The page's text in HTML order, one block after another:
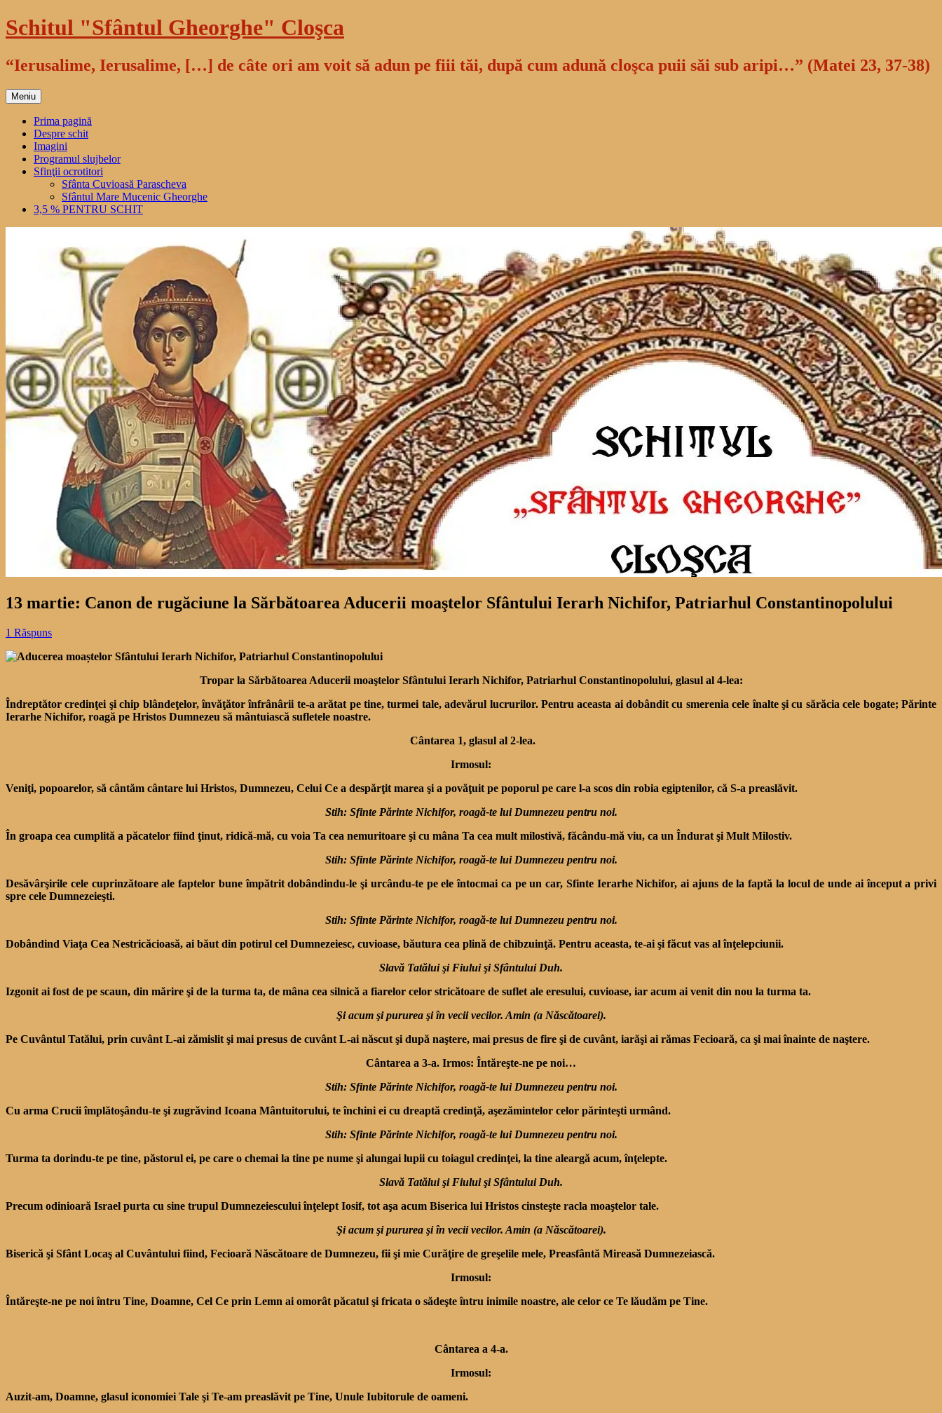
Sari
la
Schitul "Sfântul Gheorghe" Cloşca
“Ierusalime, Ierusalime, […] de câte ori am voit să adun pe fiii tăi, după cum adună cloşca puii săi sub aripi…” (Matei 23, 37-38)
Meniu
Prima pagină
Despre schit
Imagini
Programul slujbelor
Sfinţii ocrotitori
Sfânta Cuvioasă Parascheva
Sfântul Mare Mucenic Gheorghe
3,5 % PENTRU SCHIT
13 martie: Canon de rugăciune la Sărbătoarea Aducerii moaştelor Sfântului Ierarh Nichifor, Patriarhul Constantinopolului
1 Răspuns
Tropar la Sărbătoarea Aducerii moaştelor Sfântului Ierarh Nichifor, Patriarhul Constantinopolului, glasul al 4-lea:
Îndreptător credinţei şi chip blândeţelor, învăţător înfrânârii te-a arătat pe tine, turmei tale, adevărul lucrurilor. Pentru aceasta ai dobândit cu smerenia cele înalte şi cu sărăcia cele bogate; Părinte
Ierarhe Nichifor, roagă pe Hristos Dumnezeu să mântuiască sufletele noastre.
Cântarea 1, glasul al 2-lea.
Irmosul:
Veniţi, popoarelor, să cân­tăm cântare lui Hristos, Dumnezeu, Celui Ce a despărţit marea şi a povăţuit pe poporul pe care l-a scos din robia egiptenilor, că S-a preaslăvit.
Stih: Sfinte Părinte Nichifor, roagă-te lui Dumnezeu pentru noi.
În groapa cea cumplită a păcatelor fiind ţinut, ridică-mă, cu voia Ta cea nemuritoare şi cu mâna Ta cea mult milostivă, făcându-mă viu, ca un Îndurat şi Mult Milostiv.
Stih: Sfinte Părinte Nichifor, roagă-te lui Dumnezeu pentru noi.
Desăvârşirile cele cuprinză­toare ale faptelor bune împătrit dobândindu-le şi urcându-te pe ele întocmai ca pe un car, Sfinte Ierarhe Nichifor, ai ajuns de la faptă la locul de unde ai început a privi
spre cele Dumnezeieşti.
Stih: Sfinte Părinte Nichifor, roagă-te lui Dumnezeu pentru noi.
Dobândind Viaţa Cea Nestricăcioasă, ai băut din potirul cel Dumnezeiesc, cuvioase, bău­tura cea plină de chibzuinţă. Pentru aceasta, te-ai şi făcut vas al înţelepciunii.
Slavă Tatălui şi Fiului şi Sfântului Duh.
Izgonit ai fost de pe scaun, din mărire şi de la turma ta, de mâna cea silnică a fiarelor ce­lor stricătoare de suflet ale ere­sului, cuvioase, iar acum ai ve­nit din nou la turma ta.
Şi acum şi pururea şi în vecii vecilor. Amin (a Născătoarei).
Pe Cuvântul Tatălui, prin cu­vânt L-ai zămislit şi mai presus de cuvânt L-ai născut şi după naştere, mai presus de fire şi de cuvânt, iarăşi ai rămas Fecioară, ca şi mai înainte de naştere.
Cântarea a 3-a. Irmos: Întăreşte-ne pe noi…
Stih: Sfinte Părinte Nichifor, roagă-te lui Dumnezeu pentru noi.
Cu arma Crucii împlătoşându-te şi zugrăvind Icoana Mântuitorului, te închini ei cu dreaptă credinţă, aşezăminte­lor celor părinteşti urmând.
Stih: Sfinte Părinte Nichifor, roagă-te lui Dumnezeu pentru noi.
Turma ta dorindu-te pe tine, păstorul ei, pe care o chemai la tine pe nume şi alungai lupii cu toiagul credinţei, la tine alear­gă acum, înţelepte.
Slavă Tatălui şi Fiului şi Sfântului Duh.
Precum odinioară Israel pur­ta cu sine trupul Dumnezeiescu­lui înţelept Iosif, tot aşa acum Biserica lui Hristos cinsteşte racla moaştelor tale.
Şi acum şi pururea şi în vecii vecilor. Amin (a Născătoarei).
Biserică şi Sfânt Locaş al Cu­vântului fiind, Fecioară Născă­toare de Dumnezeu, fii şi mie Curăţire de greşelile mele, Prea­sfântă Mireasă Dumnezeiască.
Irmosul:
Întăreşte-ne pe noi întru Tine, Doamne, Cel Ce prin Lemn ai omorât păcatul şi fricata o sădeşte întru inimile noastre, ale celor ce Te lăudăm pe Tine.
Cântarea a 4-a.
Irmosul:
Auzit-am, Doamne, glasul iconomiei Tale şi Te-am preaslăvit pe Tine, Unule Iubitorule de oameni.